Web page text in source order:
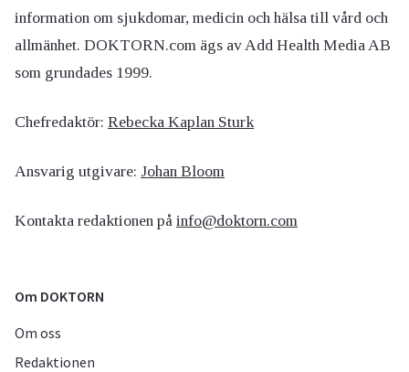
information om sjukdomar, medicin och hälsa till vård och
allmänhet. DOKTORN.com ägs av Add Health Media AB
som grundades 1999.
Chefredaktör: Rebecka Kaplan Sturk
Ansvarig utgivare: Johan Bloom
Kontakta redaktionen på info@doktorn.com
Om DOKTORN
Om oss
Redaktionen